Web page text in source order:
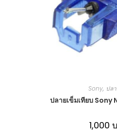
Sony, ปล
ปลายเข็มเทียบ Sony
1,000